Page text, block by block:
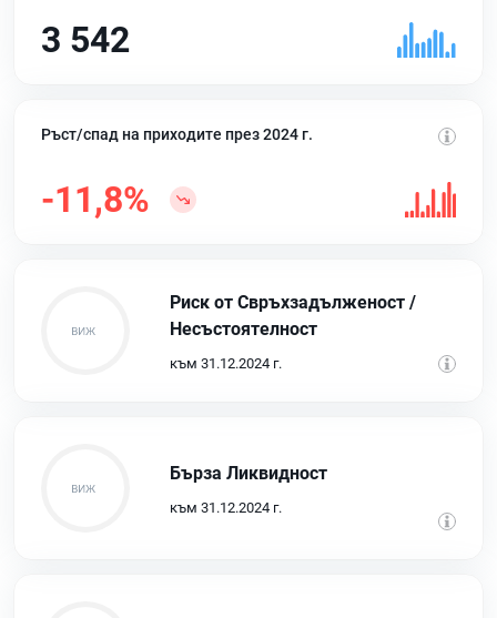
3 542
Ръст/спад на приходите през 2024 г.
-11,8%
Риск от Свръхзадълженост /
Несъстоятелност
към 31.12.2024 г.
Бърза Ликвидност
към 31.12.2024 г.